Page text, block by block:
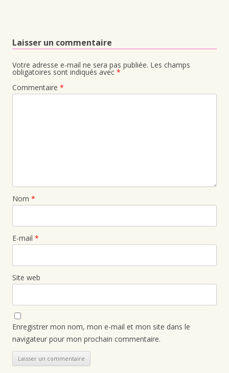
Laisser un commentaire
Votre adresse e-mail ne sera pas publiée. Les champs
obligatoires sont indiqués avec *
Commentaire *
Nom *
E-mail *
Site web
Enregistrer mon nom, mon e-mail et mon site dans le
navigateur pour mon prochain commentaire.